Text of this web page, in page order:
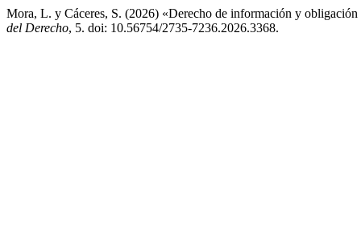
Mora, L. y Cáceres, S. (2026) «Derecho de información y
del Derecho, 5. doi: 10.56754/2735-7236.2026.3368.